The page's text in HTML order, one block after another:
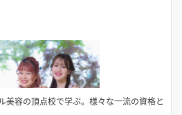
美容の頂点校で学ぶ。様々な一流の資格と